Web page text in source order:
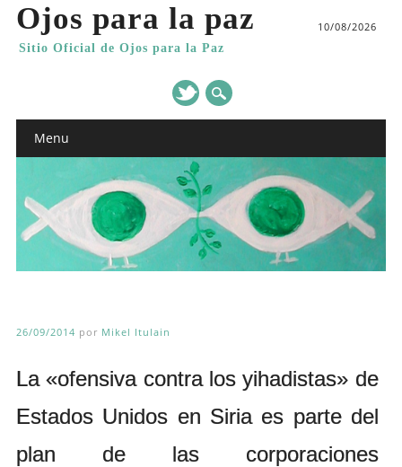
Ojos para la paz
Sitio Oficial de Ojos para la Paz
10/08/2026
Main menu
Menu
Andrés Vázquez de Sola
26/09/2014 por Mikel Itulain
La «ofensiva contra los yihadistas» de
Estados Unidos en Siria es parte del
plan de las corporaciones